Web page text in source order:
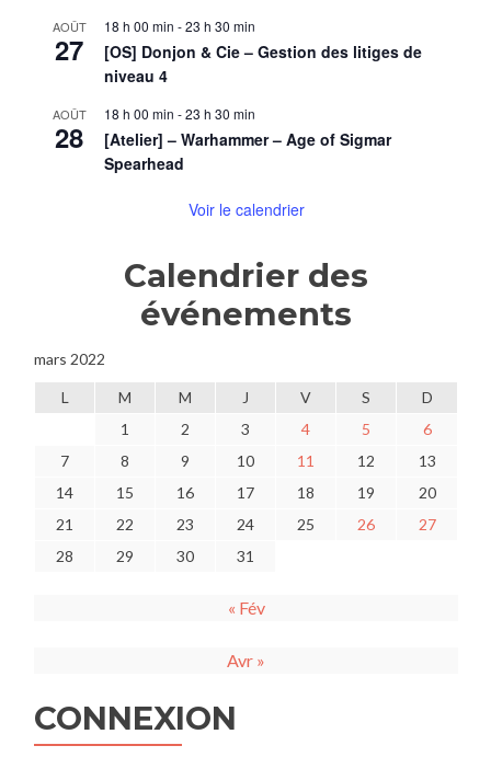
AOÛT
27
18 h 00 min -23 h 30 min
[OS] Donjon & Cie – Gestion des litiges de
niveau 4
AOÛT
28
18 h 00 min -23 h 30 min
[Atelier] – Warhammer – Age of Sigmar
Spearhead
Voir le calendrier
Calendrier des
événements
mars 2022
L M M J V S
D
1
2 3 4 5
6
7
8 9 10 11 12
13
14
15 16 17 18 19
20
21
22 23 24 25 26
27
28
29 30 31
« Fév
Avr »
CONNEXION